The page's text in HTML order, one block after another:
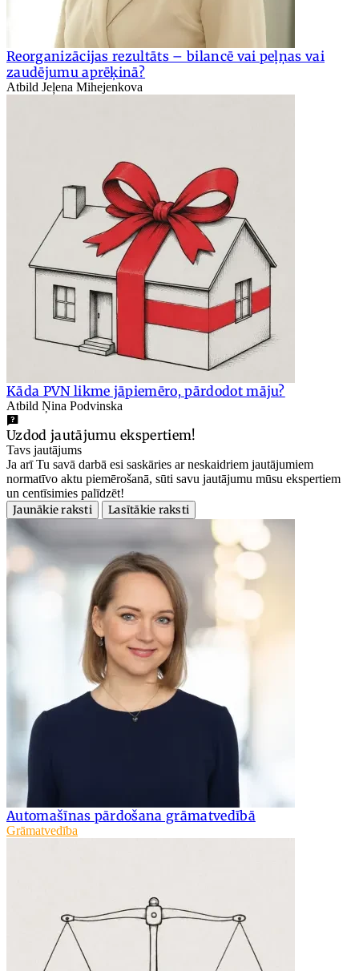
Reorganizācijas rezultāts – bilancē vai peļņas vai
zaudējumu aprēķinā?
Atbild Jeļena Mihejenkova
Kāda PVN likme jāpiemēro, pārdodot māju?
Atbild Ņina Podvinska
Uzdod jautājumu ekspertiem!
Tavs jautājums
Ja arī Tu savā darbā esi saskāries ar neskaidriem jautājumiem
normatīvo aktu piemērošanā, sūti savu jautājumu mūsu ekspertiem
un centīsimies palīdzēt!
Jaunākie raksti
Lasītākie raksti
Automašīnas pārdošana grāmatvedībā
Grāmatvedība